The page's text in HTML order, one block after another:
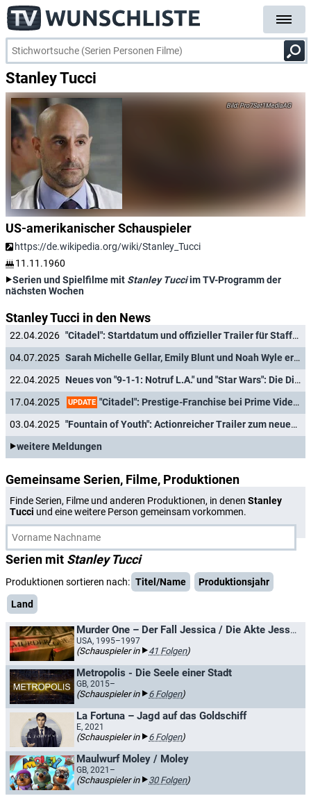
Stanley Tucci
Pro7Sat1MediaAG
US-amerikanischer Schauspieler
https://de.wikipedia.org/wiki/Stanley_Tucci
11.11.1960
Serien und Spielfilme mit Stanley Tucciim TV-Programm der
nächsten Wochen
Stanley Tucci in den News
22.04.2026
"Citadel": Startdatum und offizieller Trailer für Staffel 2 des Prime-Video-Agententhrillers veröffentlicht
04.07.2025
Sarah Michelle Gellar, Emily Blunt und Noah Wyle erhalten Stern auf dem "Walk of Fame"
22.04.2025
Neues von "9-1-1: Notruf L.A." und "Star Wars": Die Disney+ und Star-Highlights im Mai
17.04.2025
UPDATE "Citadel": Prestige-Franchise bei Prime Video vor dem Aus?
03.04.2025
"Fountain of Youth": Actionreicher Trailer zum neuen Film von Guy Ritchie
weitere Meldungen
Gemeinsame Serien, Filme, Produktionen
Finde Serien, Filme und anderen Produktionen, in denen Stanley
Tucci und eine weitere Person gemeinsam vorkommen.
Serien mit Stanley Tucci
Produktionen sortieren nach: Titel/Name
Produktionsjahr
Land
Murder One – Der Fall Jessica / Die Akte Jessica - Ein Fall für Teddy Hoffman
USA, 1995–1997
(Schauspieler in 41 Folgen)
Metropolis - Die Seele einer Stadt
GB, 2015–
(Schauspieler in 6 Folgen)
La Fortuna – Jagd auf das Goldschiff
E, 2021
(Schauspieler in 6 Folgen)
Maulwurf Moley / Moley
GB, 2021–
(Schauspieler in 30 Folgen)